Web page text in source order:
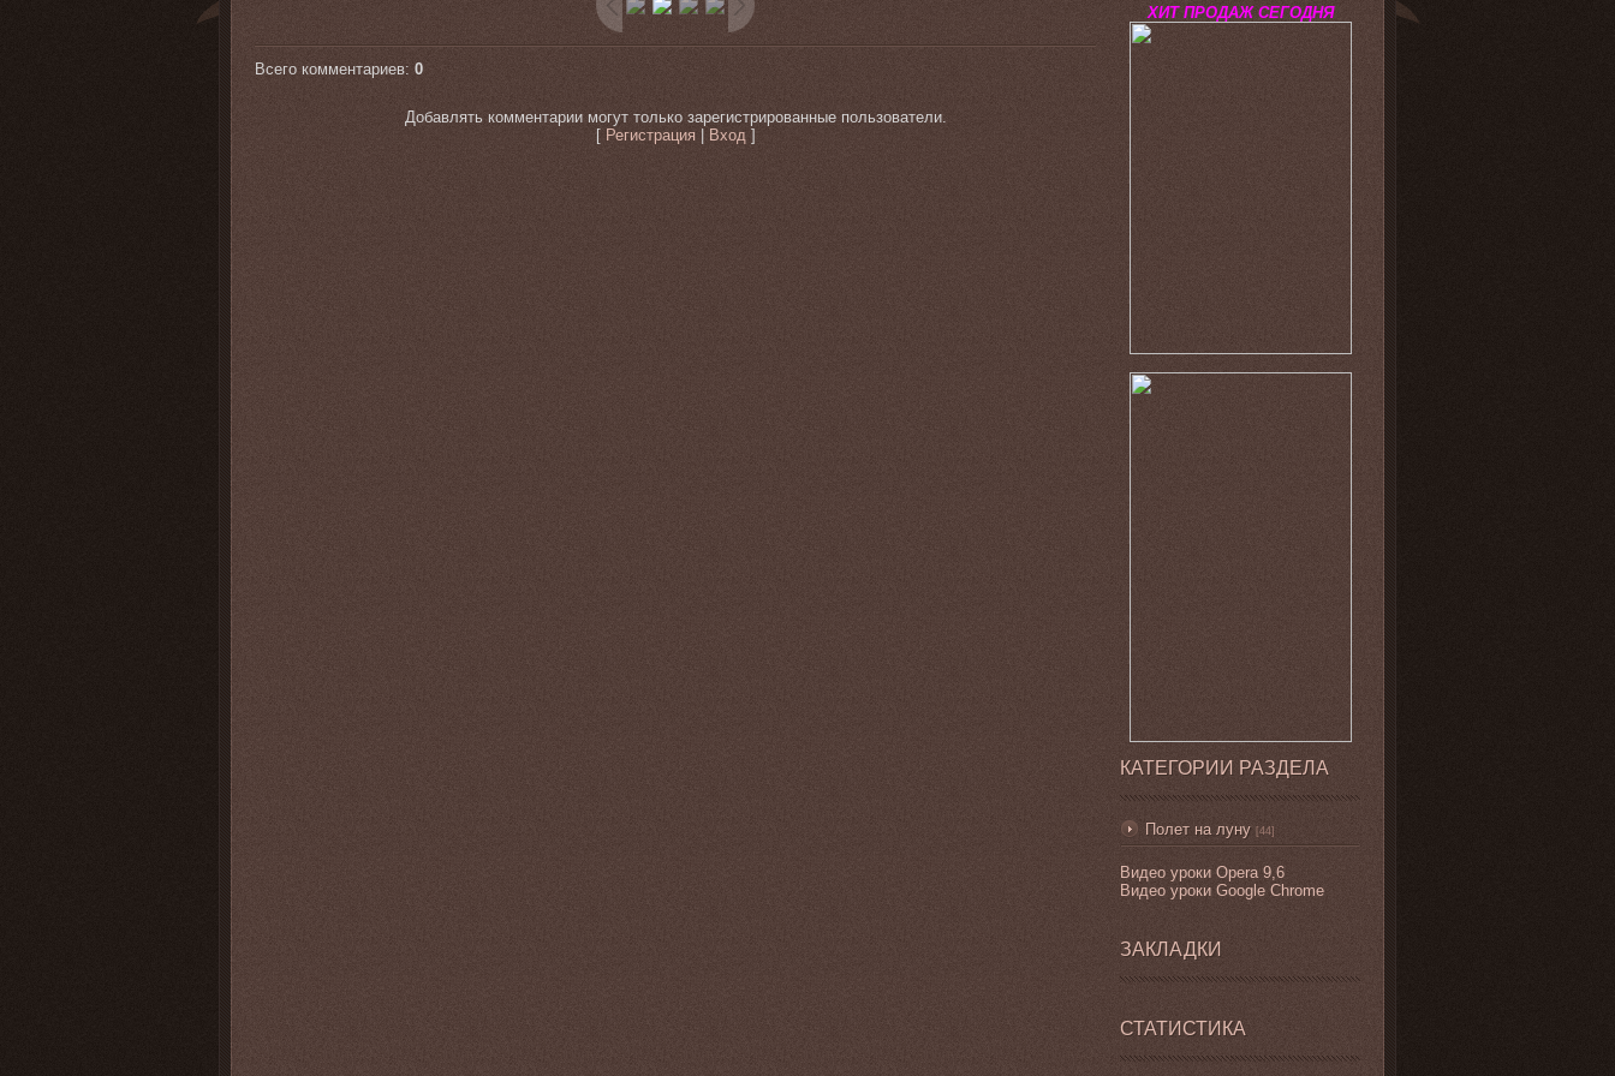
ХИТ ПРОДАЖ СЕГОДНЯ
КАТЕГОРИИ РАЗДЕЛА
Полет на луну [44]
Видео уроки Opera 9,6
Видео уроки Google Chrome
ЗАКЛАДКИ
СТАТИСТИКА
Всего комментариев: 0
Добавлять комментарии могут только зарегистрированные пользователи.
[ Регистрация| Вход]